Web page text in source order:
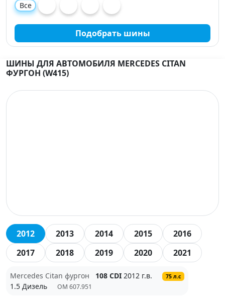
Все
Подобрать шины
ШИНЫ ДЛЯ АВТОМОБИЛЯ MERCEDES CITAN
ФУРГОН (W415)
2012 2013 2014 2015
2016
2017
2018 2019 2020 2021
Mercedes Citan фургон 108 CDI 2012 г.в. 75 л.с
1.5 Дизель OM 607.951